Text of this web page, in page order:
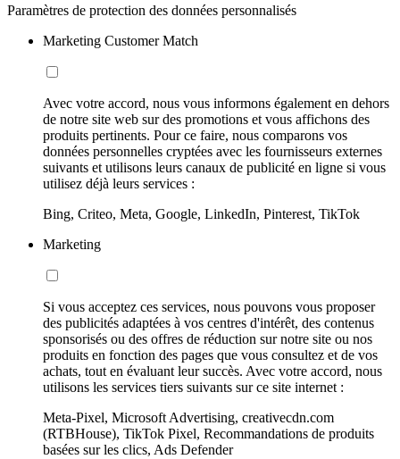
Paramètres de protection des données personnalisés
Marketing Customer Match
Avec votre accord, nous vous informons également en dehors
de notre site web sur des promotions et vous affichons des
produits pertinents. Pour ce faire, nous comparons vos
données personnelles cryptées avec les fournisseurs externes
suivants et utilisons leurs canaux de publicité en ligne si vous
utilisez déjà leurs services :
Bing, Criteo, Meta, Google, LinkedIn, Pinterest, TikTok
Marketing
Si vous acceptez ces services, nous pouvons vous proposer
des publicités adaptées à vos centres d'intérêt, des contenus
sponsorisés ou des offres de réduction sur notre site ou nos
produits en fonction des pages que vous consultez et de vos
achats, tout en évaluant leur succès. Avec votre accord, nous
utilisons les services tiers suivants sur ce site internet :
Meta-Pixel, Microsoft Advertising, creativecdn.com
(RTBHouse), TikTok Pixel, Recommandations de produits
basées sur les clics, Ads Defender